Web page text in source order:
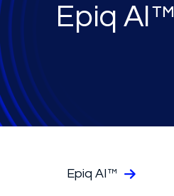
Epiq AI™
Epiq AI™